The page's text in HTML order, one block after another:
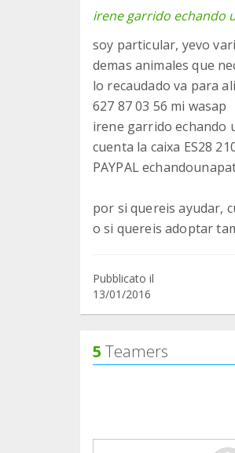
irene garrido echando
soy particular, yevo
demas animales que
lo recaudado va para
627 87 03 56 mi wasap
irene garrido echando
cuenta la caixa ES28
PAYPAL
por si quereis ayudar,
o si quereis adoptar
Pubblicato il
13/01/2016
5 Teamers